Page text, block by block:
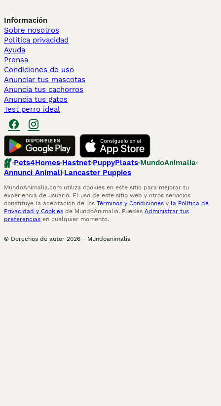
Información
Sobre nosotros
Politica privacidad
Ayuda
Prensa
Condiciones de uso
Anunciar tus mascotas
Anuncia tus cachorros
Anuncia tus gatos
Test perro ideal
Pets4Homes Hastnet PuppyPlaats MundoAnimalia
Annunci Animali Lancaster Puppies
MundoAnimalia.com utiliza cookies en este sitio para mejorar tu
experiencia de usuario. El uso de este sitio web y otros servicios
constituye la aceptación de los Términos y Condiciones y la Política de
Privacidad y Cookies de MundoAnimalia. Puedes Administrar tus
preferencias en cualquier momento.
© Derechos de autor 2026 - Mundoanimalia